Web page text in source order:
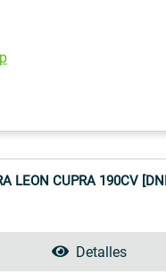
LEON CUPRA 190CV
Detalles